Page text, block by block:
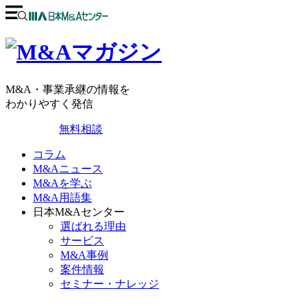
M&A・事業承継の情報を
わかりやすく発信
無料相談
コラム
M&Aニュース
M&Aを学ぶ
M&A用語集
日本M&Aセンター
選ばれる理由
サービス
M&A事例
案件情報
セミナー・ナレッジ